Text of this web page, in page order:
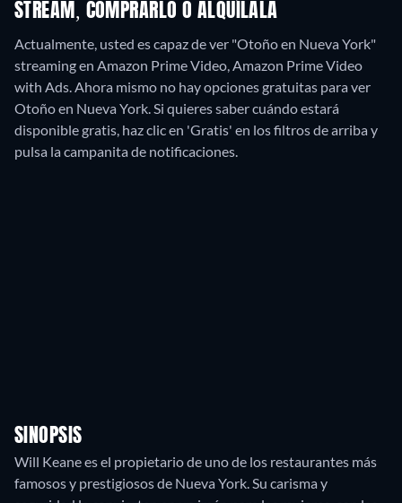
STREAM, COMPRARLO O ALQUÍLALA
Actualmente, usted es capaz de ver "Otoño en Nueva York"
streaming en Amazon Prime Video, Amazon Prime Video
with Ads.Ahora mismo no hay opciones gratuitas para ver
Otoño en Nueva York. Si quieres saber cuándo estará
disponible gratis, haz clic en 'Gratis' en los filtros de arriba y
pulsa la campanita de notificaciones.
SINOPSIS
Will Keane es el propietario de uno de los restaurantes más
famosos y prestigiosos de Nueva York. Su carisma y